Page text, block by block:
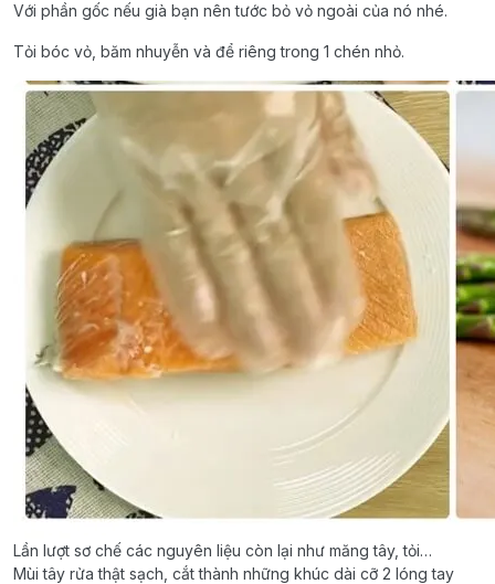
Với phần gốc nếu già bạn nên tước bỏ vỏ ngoài của nó nhé.
Tỏi bóc vỏ, băm nhuyễn và để riêng trong 1 chén nhỏ.
Lần lượt sơ chế các nguyên liệu còn lại như măng tây, tỏi…
Mùi tây rửa thật sạch, cắt thành những khúc dài cỡ 2 lóng tay